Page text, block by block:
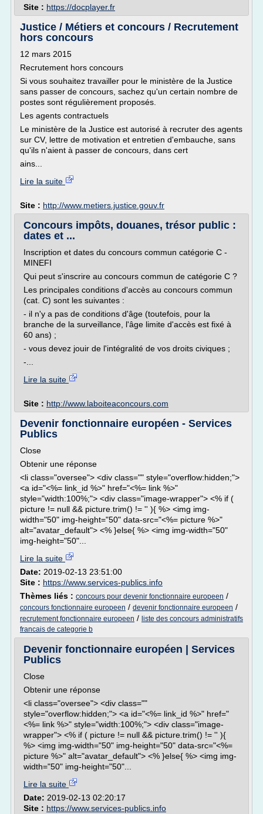
Site : https://docplayer.fr
Justice / Métiers et concours / Recrutement
hors concours
12 mars 2015
Recrutement hors concours
Si vous souhaitez travailler pour le ministère de la Justice
sans passer de concours, sachez qu'un certain nombre de
postes sont régulièrement proposés.
Les agents contractuels
Le ministère de la Justice est autorisé à recruter des agents
sur CV, lettre de motivation et entretien d'embauche, sans
qu'ils n'aient à passer de concours, dans cert
ains...
Lire la suite
Site : http://www.metiers.justice.gouv.fr
Concours impôts, douanes, trésor public :
dates et ...
Inscription et dates du concours commun catégorie C -
MINEFI
Qui peut s'inscrire au concours commun de catégorie C ?
Les principales conditions d'accès au concours commun
(cat. C) sont les suivantes :
- il n'y a pas de conditions d'âge (toutefois, pour la
branche de la surveillance, l'âge limite d'accès est fixé à
60 ans) ;
- vous devez jouir de l'intégralité de vos droits civiques ;
-...
Lire la suite
Site : http://www.laboiteaconcours.com
Devenir fonctionnaire européen - Services
Publics
Close
Obtenir une réponse
<li class="oversee"> <div class="" style="overflow:hidden;">
<a id="<%= link_id %>" href="<%= link %>"
style="width:100%;"> <div class="image-wrapper"> <% if (
picture != null && picture.trim() != '' ){ %> <img img-
width="50" img-height="50" data-src="<%= picture %>"
alt="avatar_default"> <% }else{ %> <img img-width="50"
img-height="50"...
Lire la suite
Date: 2019-02-13 23:51:00
Site : https://www.services-publics.info
Thèmes liés : concours pour devenir fonctionnaire europeen /
concours fonctionnaire europeen / devenir fonctionnaire europeen /
recrutement fonctionnaire europeen / liste des concours administratifs
francais de categorie b
Devenir fonctionnaire européen | Services
Publics
Close
Obtenir une réponse
<li class="oversee"> <div class=""
style="overflow:hidden;"> <a id="<%= link_id %>" href="
<%= link %>" style="width:100%;"> <div class="image-
wrapper"> <% if ( picture != null && picture.trim() != '' ){
%> <img img-width="50" img-height="50" data-src="<%=
picture %>" alt="avatar_default"> <% }else{ %> <img img-
width="50" img-height="50"...
Lire la suite
Date: 2019-02-13 02:20:17
Site : https://www.services-publics.info